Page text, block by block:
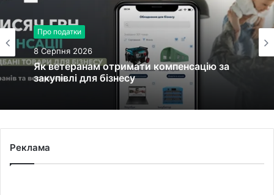
Про податки
8 Серпня 2026
Як ветеранам отримати компенсацію за
закупівлі для бізнесу
Реклама